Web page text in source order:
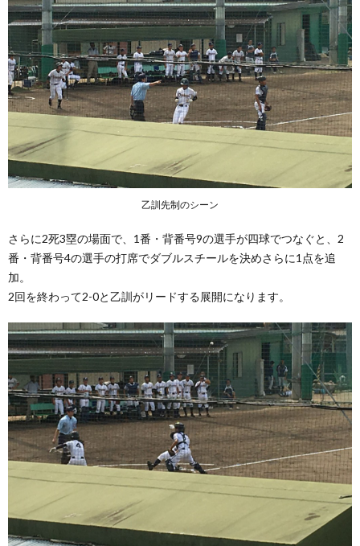
乙訓先制のシーン
さらに2死3塁の場面で、1番・背番号9の選手が四球でつなぐと、2
番・背番号4の選手の打席でダブルスチールを決めさらに1点を追
加。
2回を終わって2-0と乙訓がリードする展開になります。